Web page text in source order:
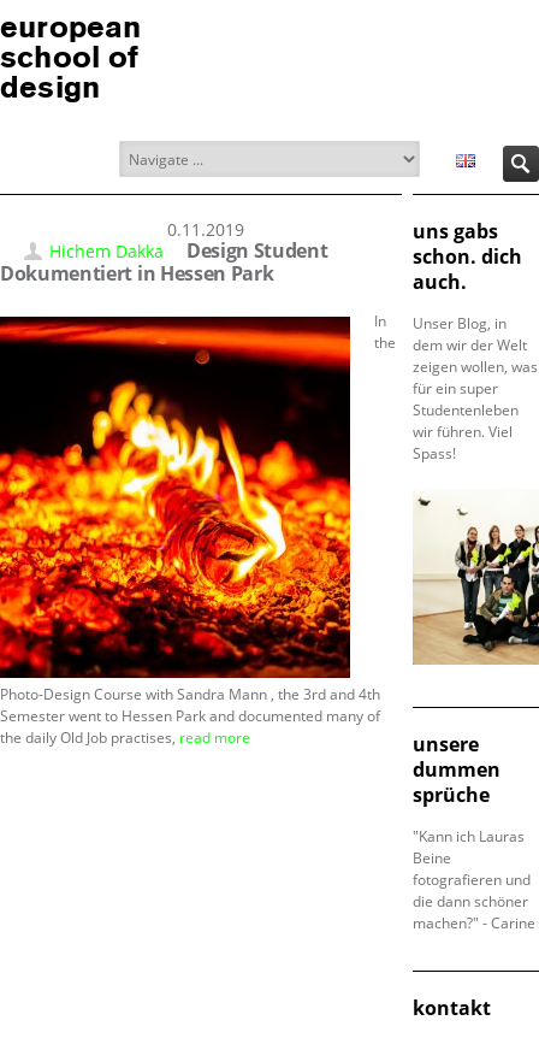
european
school of
design
30.11.2019
Hichem Dakka
Design Student
Dokumentiert in Hessen Park
In
the
Photo-Design Course with Sandra Mann , the 3rd and 4th
Semester went to Hessen Park and documented many of
the daily Old Job practises, read more
uns gabs
schon. dich
auch.
Unser Blog, in
dem wir der Welt
zeigen wollen, was
für ein super
Studentenleben
wir führen. Viel
Spass!
unsere
dummen
sprüche
"Kann ich Lauras
Beine
fotografieren und
die dann schöner
machen?" - Carine
kontakt